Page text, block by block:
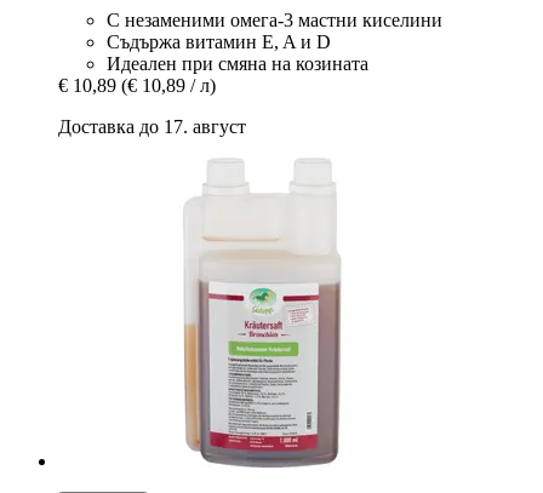
С незаменими омега-3 мастни киселини
Съдържа витамин E, A и D
Идеален при смяна на козината
€ 10,89 (€ 10,89 / л)
Доставка до 17. август